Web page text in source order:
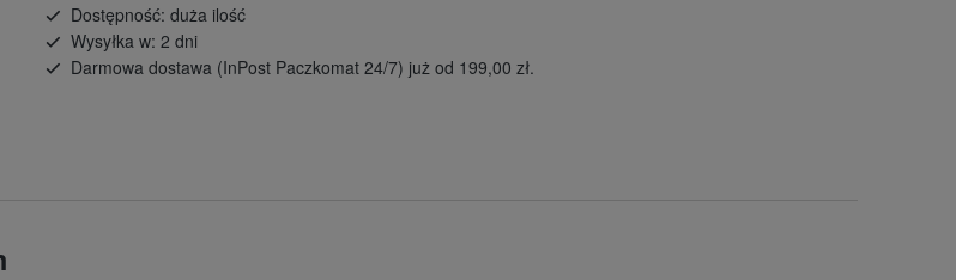
Dostępność: duża ilość
Wysyłka w: 2 dni
Darmowa dostawa (InPost Paczkomat 24/7) już od 199,00 zł.